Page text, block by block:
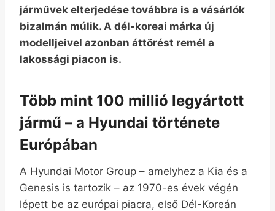
járművek elterjedése továbbra is a vásárlók
bizalmán múlik. A dél-koreai márka új
modelljeivel azonban áttörést remél a
lakossági piacon is.
Több mint 100 millió legyártott
jármű – a Hyundai története
Európában
A Hyundai Motor Group – amelyhez a Kia és a
Genesis is tartozik – az 1970-es évek végén
lépett be az európai piacra, első Dél-Koreán